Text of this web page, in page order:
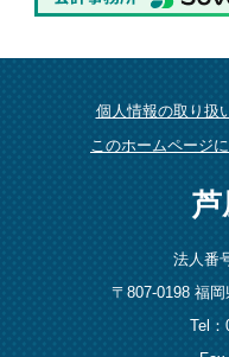
個人情報の取り扱
このホームページ
芦
法人番
〒807-0198 福
Tel：